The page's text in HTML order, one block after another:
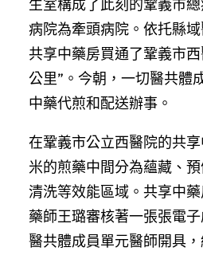
生室構成了此刻的鞏義市
病院為牽頭病院。依托縣
共享中藥房買通了鞏義市
公里”。今朝，一切醫共體
中藥代煎和配送辦事。
在鞏義市公立西醫院的共
米的煎藥中間分為蘊藏、
清洗等效能區域。共享中藥
藥師王璐審核著一張張電
醫共體成員單元醫師開具